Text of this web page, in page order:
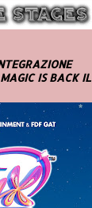
IS BACK IL